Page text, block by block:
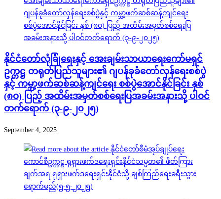
နိုင်ငံတော်လုံခြုံရေးနှင့် အေးချမ်းသာယာရေးကော်မရှင်
ဥက္ကဋ္ဌ တရုတ်ပြည်သူများ၏ ဂျပန်ခုခံတော်လှန်ရေးစစ်ပွဲ
နှင့် ကမ္ဘာ့ဖက်ဆစ်ဆန့်ကျင်ရေး စစ်ပွဲအောင်နိုင်ခြင်း နှစ်
(၈ဝ) ပြည့် အထိမ်းအမှတ်စစ်ရေးပြအခမ်းအနားသို့ ပါဝင်
တက်ရောက် (၃-၉-၂၀၂၅)
September 4, 2025